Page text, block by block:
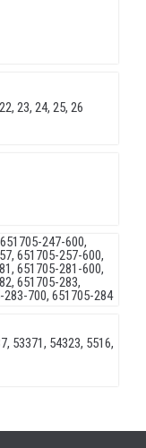
23, 24, 25, 26
247-600,
651705-257-600,
651705-281-600,
651705-283,
700, 651705-284
53371, 54323, 5516,